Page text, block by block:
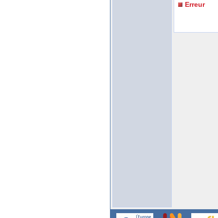
Erreur